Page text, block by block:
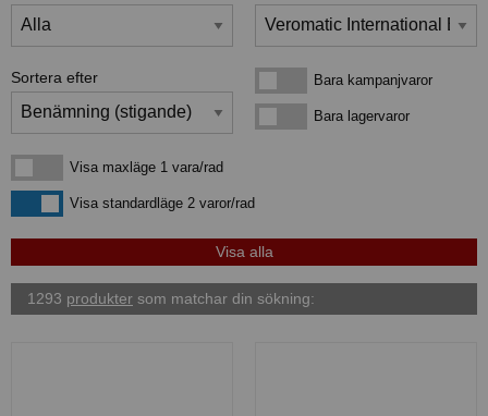
Sortera efter Bara kampanjvarorBara kampanjvaror
Bara lagervarorBara lagervaror
Visa maxläge 1 vara/rad
Visa maxläge 1 vara/rad
Visa standardlägeVisa standardläge 2 varor/rad
1293 produkter som matchar din sökning: